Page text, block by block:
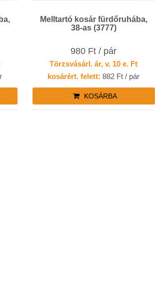
Melltartó kosár fürdőruhába,
38-as (3777)
980 Ft / pár
Törzsvásárl. ár, v. 10 e. Ft
kosárért. felett: 882 Ft / pár
KOSÁRBA